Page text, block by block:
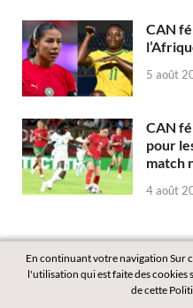
CAN
5 août
CAN
pour
match
4 août
En continuant votre navigation Sur
l'utilisation qui est faite des cookies
de cette